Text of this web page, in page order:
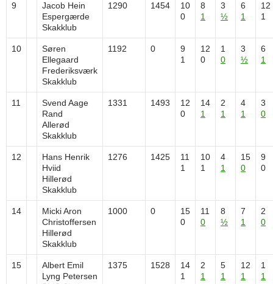
9
Jacob Hein
Espergærde
Skakklub
1290 1454
10
0
8
1
3
½
6
1
12
1
10
Søren
Ellegaard
Frederiksværk
Skakklub
1192 0
9
1
12
0
1
0
3
½
6
1
11
Svend Aage
Rand
Allerød
Skakklub
1331 1493
12
0
14
1
2
1
4
1
3
0
12
Hans Henrik
Hviid
Hillerød
Skakklub
1276 1425
11
1
10
1
4
1
15
0
9
0
14
Micki Aron
Christoffersen
Hillerød
Skakklub
1000 0
15
0
11
0
8
½
7
1
2
0
15
Albert Emil
Lyng Petersen
1375 1528
14
1
2
1
5
1
12
1
1
1